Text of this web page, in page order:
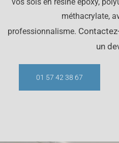
méthacrylate,
professionnalisme.
un
01 57 42 38 67